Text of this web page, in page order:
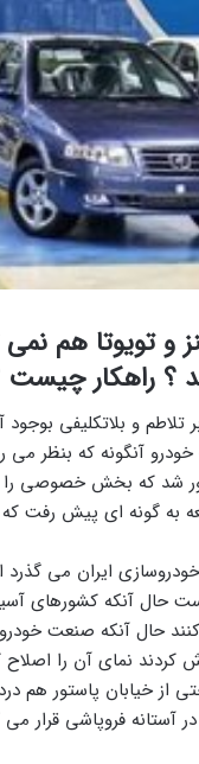
تویوتا هم نمی
؟ راهکار چیست
تلاطم و بلاتکلیفی
آنگونه که بنظر می
شد که بخش
به گونه ای پیش رفت که
ایران می
حال آنکه کشورهای
حال آنکه صنعت
نمای آن را اصلاح
خیابان پاستور هم
آستانه فروپاشی قرار می